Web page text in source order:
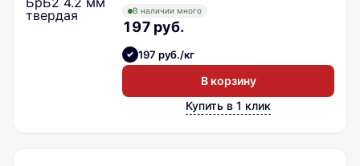
В наличии много
197 руб.
197 руб./кг
В корзину
Купить в 1 клик